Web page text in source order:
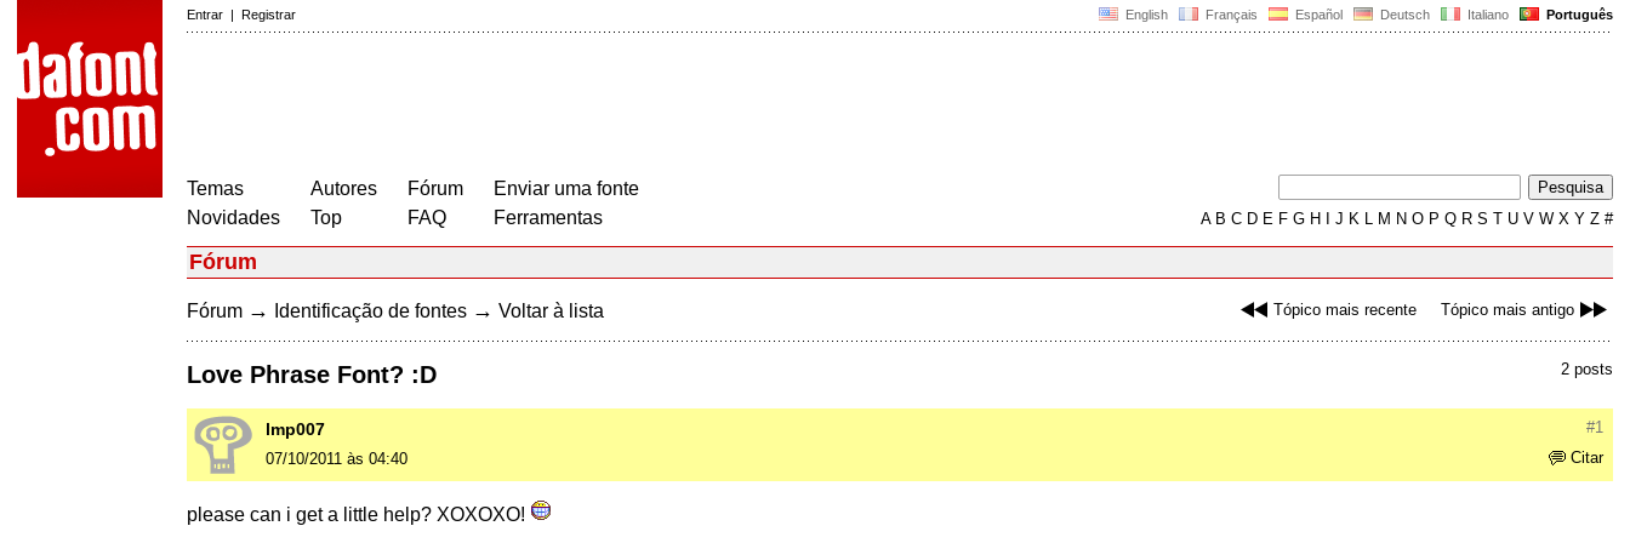
English Français Español Deutsch Italiano Português
Entrar | Registrar
Temas
Novidades
Autores
Top
Fórum
FAQ
Enviar uma fonte
Ferramentas
AB C D E F G H J K L M N O P Q R S T U V W X Y Z #
Fórum
Tópico mais recente Tópico mais antigo
Fórum → Identificação de fontes → Voltar à lista
2 posts
Love Phrase Font? :D
#1
lmp007
Citar
07/10/2011 às 04:40
please can i get a little help? XOXOXO!